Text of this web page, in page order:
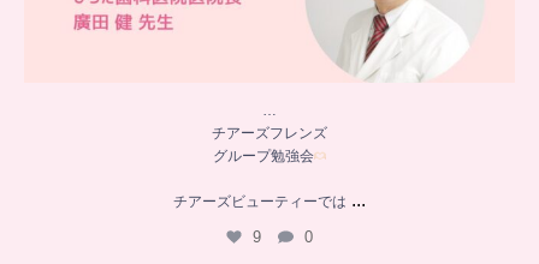
…
チアーズフレンズ
グループ勉強会
チアーズビューティーでは ...
9 0